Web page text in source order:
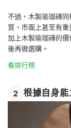
不過，木製瑜珈磚
質，市面上甚至有
加上木製瑜珈磚的
後再做選購。
看排行榜
2 根據自身能